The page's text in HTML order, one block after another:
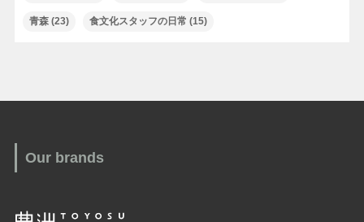
青森(23) 食文化スタッフの日常 (15)
Our brands